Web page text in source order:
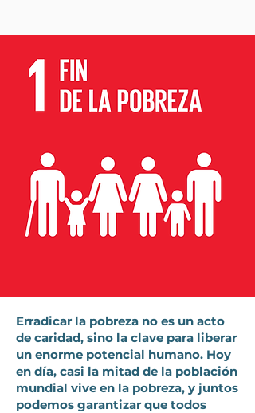
Erradicar la pobreza no es un acto
de caridad, sino la clave para liberar
un enorme potencial humano. Hoy
en día, casi la mitad de la población
mundial vive en la pobreza, y juntos
podemos garantizar que todos